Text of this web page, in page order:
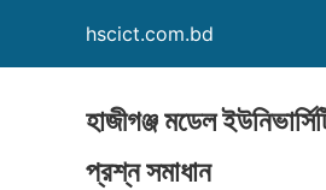
hscict.com.bd
হাজীগঞ্জ মডেল
প্রশ্ন সমাধান